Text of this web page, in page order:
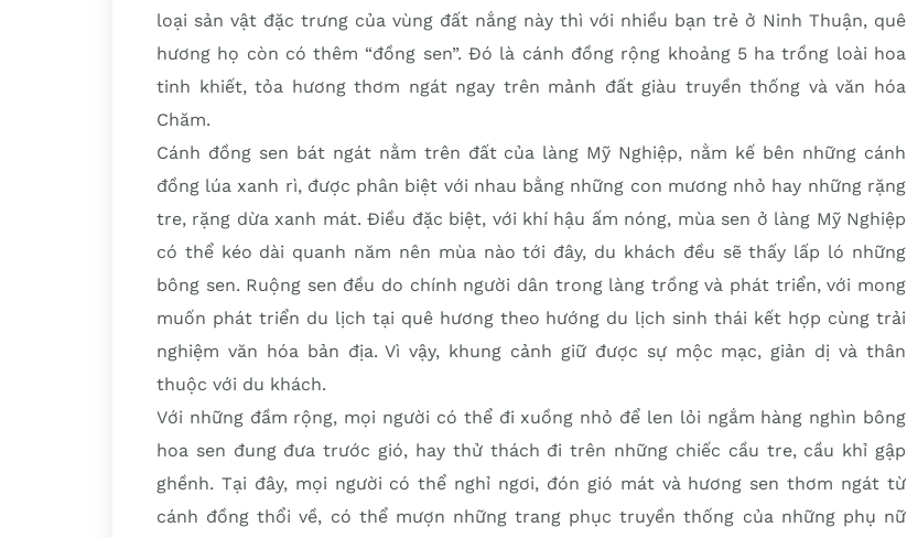
loại sản vật đặc trưng của vùng đất nắng này thì với nhiều bạn trẻ ở Ninh Thuận, quê
hương họ còn có thêm “đồng sen”. Đó là cánh đồng rộng khoảng 5 ha trồng loài hoa
tinh khiết, tỏa hương thơm ngát ngay trên mảnh đất giàu truyền thống và văn hóa
Chăm.
Cánh đồng sen bát ngát nằm trên đất của làng Mỹ Nghiệp, nằm kế bên những cánh
đồng lúa xanh rì, được phân biệt với nhau bằng những con mương nhỏ hay những rặng
tre, rặng dừa xanh mát. Điều đặc biệt, với khí hậu ấm nóng, mùa sen ở làng Mỹ Nghiệp
có thể kéo dài quanh năm nên mùa nào tới đây, du khách đều sẽ thấy lấp ló những
bông sen. Ruộng sen đều do chính người dân trong làng trồng và phát triển, với mong
muốn phát triển du lịch tại quê hương theo hướng du lịch sinh thái kết hợp cùng trải
nghiệm văn hóa bản địa. Vì vậy, khung cảnh giữ được sự mộc mạc, giản dị và thân
thuộc với du khách.
Với những đầm rộng, mọi người có thể đi xuồng nhỏ để len lỏi ngắm hàng nghìn bông
hoa sen đung đưa trước gió, hay thử thách đi trên những chiếc cầu tre, cầu khỉ gập
ghềnh. Tại đây, mọi người có thể nghỉ ngơi, đón gió mát và hương sen thơm ngát từ
cánh đồng thổi về, có thể mượn những trang phục truyền thống của những phụ nữ